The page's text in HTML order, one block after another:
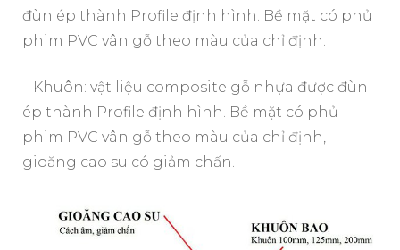
đùn ép thành Profile định hình. Bề mặt có phủ
phim PVC vân gỗ theo màu của chỉ định.
– Khuôn: vật liệu composite gỗ nhựa được đùn
ép thành Profile định hình. Bề mặt có phủ
phim PVC vân gỗ theo màu của chỉ định,
gioăng cao su có giảm chấn.